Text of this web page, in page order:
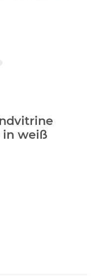
in weiß